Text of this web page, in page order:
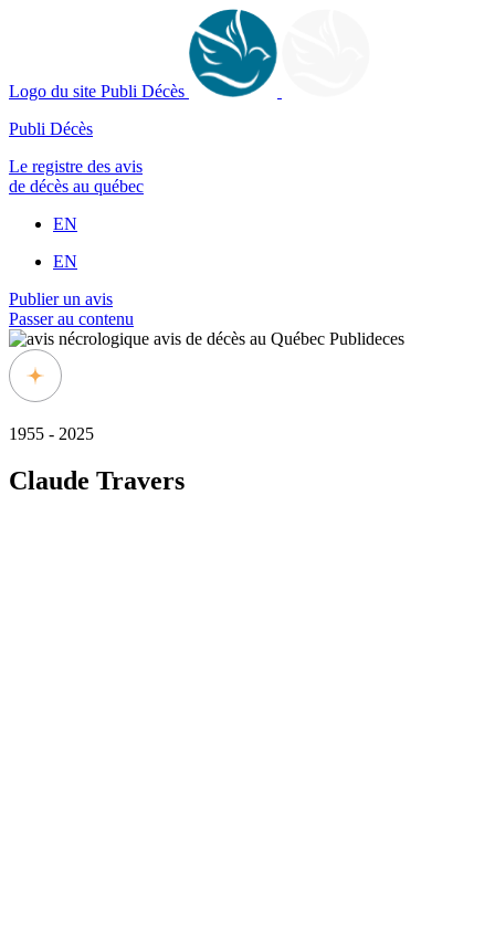
Logo du site Publi Décès
Publi Décès
Le registre des avis
de décès au québec
EN
EN
Publier un avis
Passer au contenu
1955 - 2025
Claude Travers